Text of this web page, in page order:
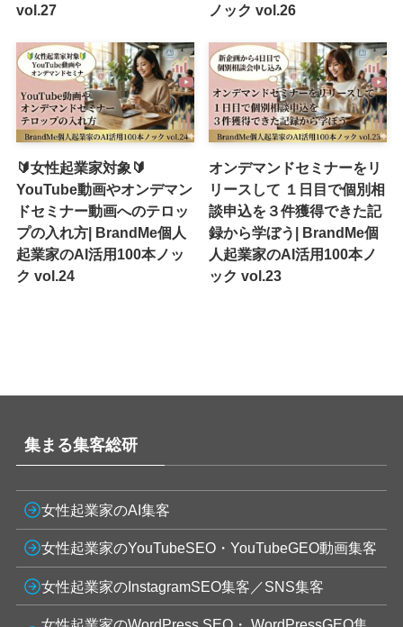
vol.27
ノック vol.26
🔰女性起業家対象🔰
YouTube動画やオンデマン
ドセミナー動画へのテロッ
プの入れ方| BrandMe個人
起業家のAI活用100本ノッ
ク vol.24
オンデマンドセミナーをリ
リースして １日目で個別相
談申込を３件獲得できた記
録から学ぼう| BrandMe個
人起業家のAI活用100本ノ
ック vol.23
集まる集客総研
女性起業家のAI集客
女性起業家のYouTubeSEO・YouTubeGEO動画集客
女性起業家のInstagramSEO集客／SNS集客